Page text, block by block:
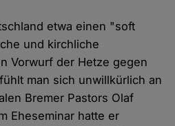
etwa einen "soft
und kirchliche
Vorwurf der Hetze gegen
man sich unwillkürlich an
Bremer Pastors Olaf
Eheseminar hatte er